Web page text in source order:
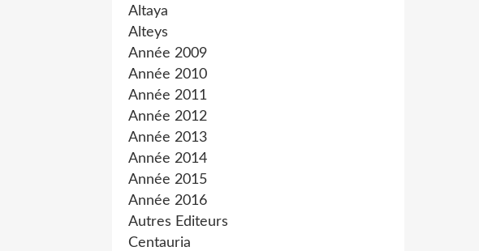
Altaya
Alteys
Année 2009
Année 2010
Année 2011
Année 2012
Année 2013
Année 2014
Année 2015
Année 2016
Autres Editeurs
Centauria